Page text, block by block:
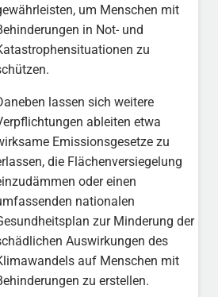
um Menschen mit
in Not- und
zu
lassen sich weitere
ableiten etwa
Emissionsgesetze zu
die Flächenversiegelung
oder einen
nationalen
zur Minderung der
Auswirkungen des
auf Menschen mit
zu erstellen.